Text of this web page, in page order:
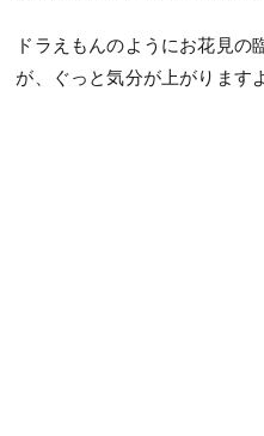
ドラえもんのようにお花見の
が、ぐっと気分が上がりますよ